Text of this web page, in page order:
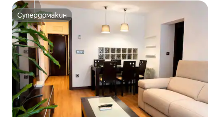
Супердомакин
Супердомакин